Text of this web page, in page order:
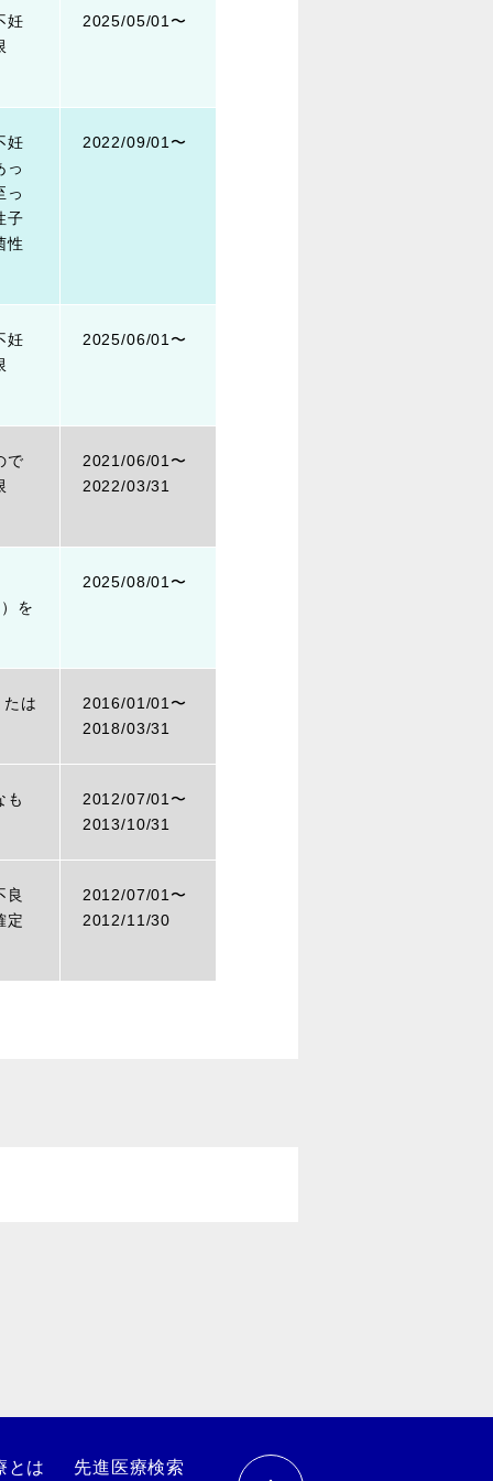
妊
2025/05/01〜
妊
っ
っ
子
性
2022/09/01〜
妊
2025/06/01〜
で
2021/06/01〜
2022/03/31
を
2025/08/01〜
は
2016/01/01〜
2018/03/31
も
2012/07/01〜
2013/10/31
良
定
2012/07/01〜
2012/11/30
とは 先進医療検索